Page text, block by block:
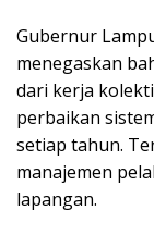
Gubernur
menegaskan
dari kerja
perbaikan
setiap tahun.
manajemen
lapangan.